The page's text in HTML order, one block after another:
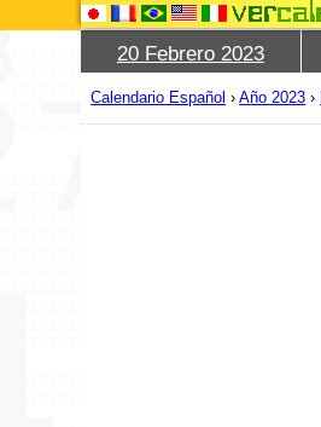
20 Febrero 2023
Calendario Español ›Año 2023 ›